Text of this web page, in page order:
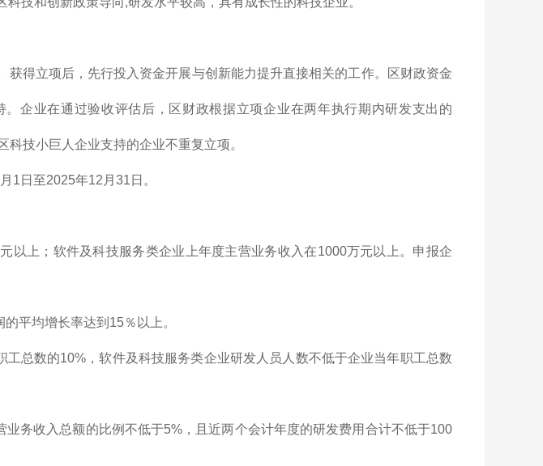
获得立项后，先行投入资金开展与创新能力提升直接相关的工作。区财政资金
企业在通过验收评估后，区财政根据立项企业在两年执行期内研发支出的
技小巨人企业支持的企业不重复立项。
1日至2025年12月31日。
以上；软件及科技服务类企业上年度主营业务收入在1000万元以上。申报企
平均增长率达到15％以上。
总数的10%，软件及科技服务类企业研发人员人数不低于企业当年职工总数
务收入总额的比例不低于5%，且近两个会计年度的研发费用合计不低于100